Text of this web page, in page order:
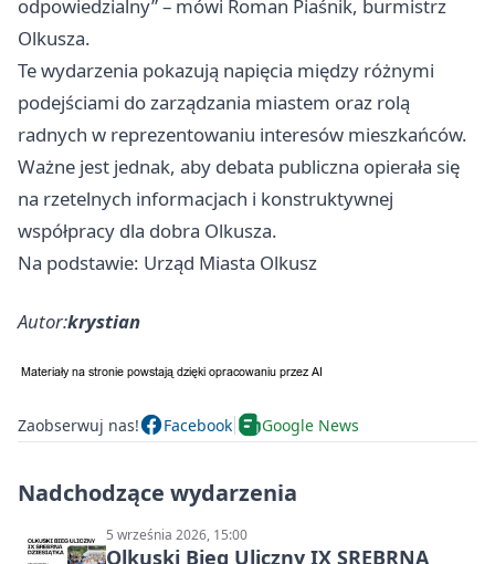
odpowiedzialny” – mówi Roman Piaśnik, burmistrz
Olkusza.
Te wydarzenia pokazują napięcia między różnymi
podejściami do zarządzania miastem oraz rolą
radnych w reprezentowaniu interesów mieszkańców.
Ważne jest jednak, aby debata publiczna opierała się
na rzetelnych informacjach i konstruktywnej
współpracy dla dobra Olkusza.
Na podstawie: Urząd Miasta Olkusz
Autor:krystian
Zaobserwuj nas! Facebook Google News
Nadchodzące wydarzenia
5 września 2026, 15:00
Olkuski Bieg Uliczny IX SREBRNA